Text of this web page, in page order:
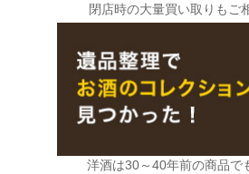
閉店時の大量買い取りもご
洋酒は30～40年前の商品で